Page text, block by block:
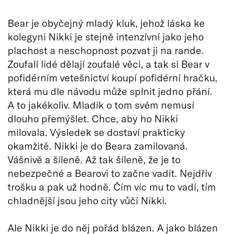
Bear je obyčejný mladý kluk, jehož láska ke
kolegyni Nikki je stejně intenzívní jako jeho
plachost a neschopnost pozvat ji na rande.
Zoufalí lidé dělají zoufalé věci, a tak si Bear v
pofidérním vetešnictví koupí pofidérní hračku,
která mu dle návodu může splnit jedno přání.
A to jakékoliv. Mladík o tom svém nemusí
dlouho přemýšlet. Chce, aby ho Nikki
milovala. Výsledek se dostaví prakticky
okamžitě. Nikki je do Beara zamilovaná.
Vášnivě a šíleně. Až tak šíleně, že je to
nebezpečné a Bearovi to začne vadit. Nejdřív
trošku a pak už hodně. Čím víc mu to vadí, tím
chladnější jsou jeho city vůči Nikki.
Ale Nikki je do něj pořád blázen. A jako blázen